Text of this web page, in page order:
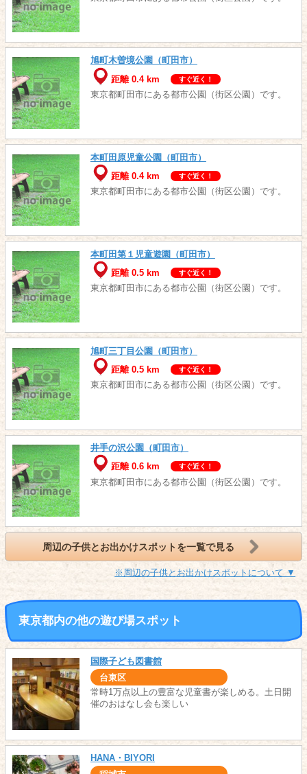
旭町木曽境公園（町田市）
距離 0.4 km
すぐ近く！
東京都町田市にある都市公園（街区公園）です。
本町田原児童公園（町田市）
距離 0.4 km
すぐ近く！
東京都町田市にある都市公園（街区公園）です。
本町田第１児童遊園（町田市）
距離 0.5 km
すぐ近く！
東京都町田市にある都市公園（街区公園）です。
旭町三丁目公園（町田市）
距離 0.5 km
すぐ近く！
東京都町田市にある都市公園（街区公園）です。
井手の沢公園（町田市）
距離 0.6 km
すぐ近く！
東京都町田市にある都市公園（街区公園）です。
周辺の子供とお出かけスポットを一覧で見る
※周辺の子供とお出かけスポットについて ▼
東京都内の他の遊び場スポット
国際子ども図書館
台東区
常時1万点以上の豊富な児童書が楽しめる。土日開
催のおはなし会も楽しい
HANA・BIYORI